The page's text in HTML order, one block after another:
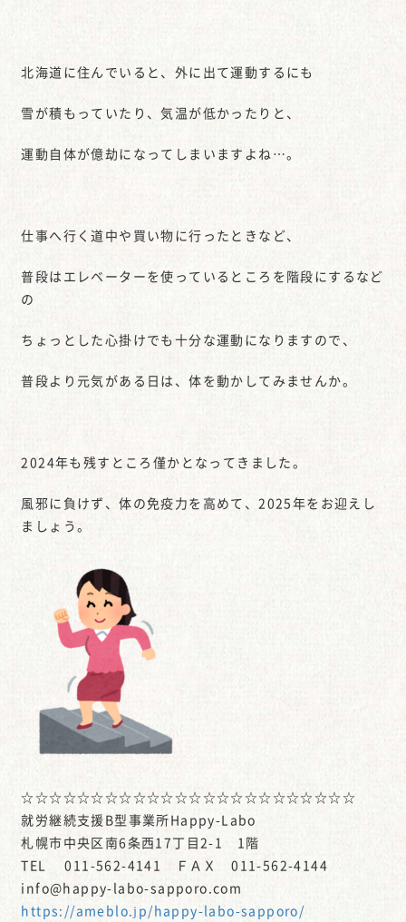
北海道に住んでいると、外に出て運動するにも
雪が積もっていたり、気温が低かったりと、
運動自体が億劫になってしまいますよね…。
仕事へ行く道中や買い物に行ったときなど、
普段はエレベーターを使っているところを階段にするなど
の
ちょっとした心掛けでも十分な運動になりますので、
普段より元気がある日は、体を動かしてみませんか。
2024年も残すところ僅かとなってきました。
風邪に負けず、体の免疫力を高めて、2025年をお迎えし
ましょう。
☆☆☆☆☆☆☆☆☆☆☆☆☆☆☆☆☆☆☆☆☆☆☆☆
就労継続支援B型事業所Happy-Labo
札幌市中央区南6条西17丁目2-1 1階
TEL 011-562-4141 ＦＡＸ 011-562-4144
info@happy-labo-sapporo.com
https://ameblo.jp/happy-labo-sapporo/